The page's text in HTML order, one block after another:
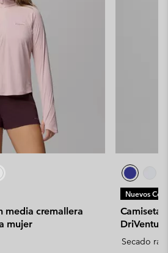
media cremallera
mujer
Nuevos
Camiseta
Secado